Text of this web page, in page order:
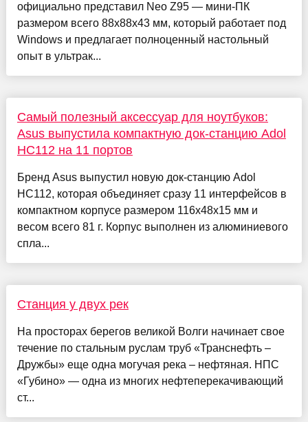
официально представил Neo Z95 — мини‑ПК
размером всего 88х88х43 мм, который работает под
Windows и предлагает полноценный настольный
опыт в ультрак...
Самый полезный аксессуар для ноутбуков:
Asus выпустила компактную док-станцию Adol
HC112 на 11 портов
Бренд Asus выпустил новую док-станцию Adol
HC112, которая объединяет сразу 11 интерфейсов в
компактном корпусе размером 116х48х15 мм и
весом всего 81 г. Корпус выполнен из алюминиевого
спла...
Станция у двух рек
На просторах берегов великой Волги начинает свое
течение по стальным руслам труб «Транснефть –
Дружбы» еще одна могучая река – нефтяная. НПС
«Губино» — одна из многих нефтеперекачивающий
ст...